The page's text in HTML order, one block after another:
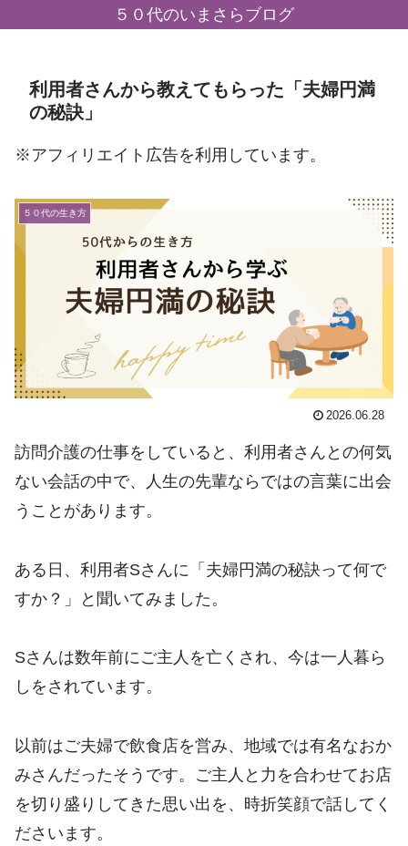
５０代のいまさらブログ
利用者さんから教えてもらった「夫婦円満
の秘訣」
※アフィリエイト広告を利用しています。
５０代の生き方
2026.06.28
訪問介護の仕事をしていると、利用者さんとの何気
ない会話の中で、人生の先輩ならではの言葉に出会
うことがあります。
ある日、利用者Sさんに「夫婦円満の秘訣って何で
すか？」と聞いてみました。
Sさんは数年前にご主人を亡くされ、今は一人暮ら
しをされています。
以前はご夫婦で飲食店を営み、地域では有名なおか
みさんだったそうです。ご主人と力を合わせてお店
を切り盛りしてきた思い出を、時折笑顔で話してく
ださいます。